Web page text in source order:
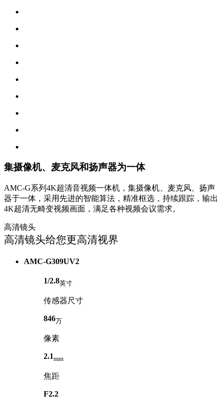
集摄像机、麦克风和扬声器为一体
AMC-G系列4K超清音视频一体机，集摄像机、麦克风、扬声
器于一体，采用先进的智能算法，精准框选，持续跟踪，输出
4K超清无畸变视频画面，满足各种视频会议需求。
高清镜头
高清镜头给您更高清视界
AMC-G309UV2
1/2.8英寸
传感器尺寸
846万
像素
2.1mm
焦距
F2.2